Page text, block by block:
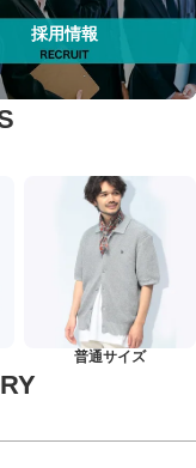
採用情報
普通サイズ